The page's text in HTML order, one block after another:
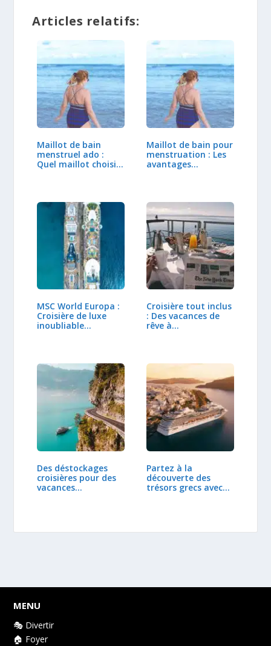
Articles relatifs:
Maillot de bain
menstruel ado :
Quel maillot choisir
Maillot de bain pour
menstruation : Les
avantages…
MSC World Europa :
Croisière de luxe
inoubliable…
Croisière tout inclus
: Des vacances de
rêve à…
Des déstockages
croisières pour des
vacances
Partez à la
découverte des
trésors grecs avec
MENU
🎭 Divertir
🏠 Foyer